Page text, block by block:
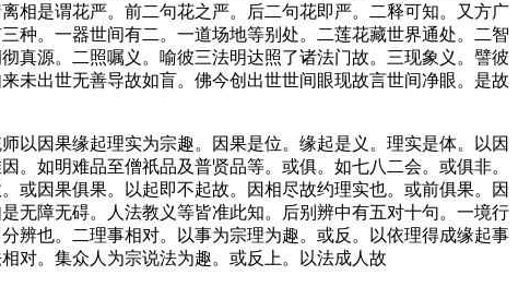
相是谓花严。前二句花之严。后二句花即严。二释可知。又方广
种。一器世间有二。一道场地等别处。二莲花藏世界通处。二智
真源。二照嘱义。喻彼三法明达照了诸法门故。三现象义。譬彼
未出世无善导故如盲。佛今创出世世间眼现故言世间净眼。是故
因果缘起理实为宗趣。因果是位。缘起是义。理实是体。以因
如明难品至僧祇品及普贤品等。或俱。如七八二会。或俱非。
或因果俱果。以起即不起故。因相尽故约理实也。或前俱果。因
无障无碍。人法教义等皆准此知。后别辨中有五对十句。一境行
辨也。二理事相对。以事为宗理为趣。或反。以依理得成缘起事
对。集众人为宗说法为趣。或反上。以法成人故